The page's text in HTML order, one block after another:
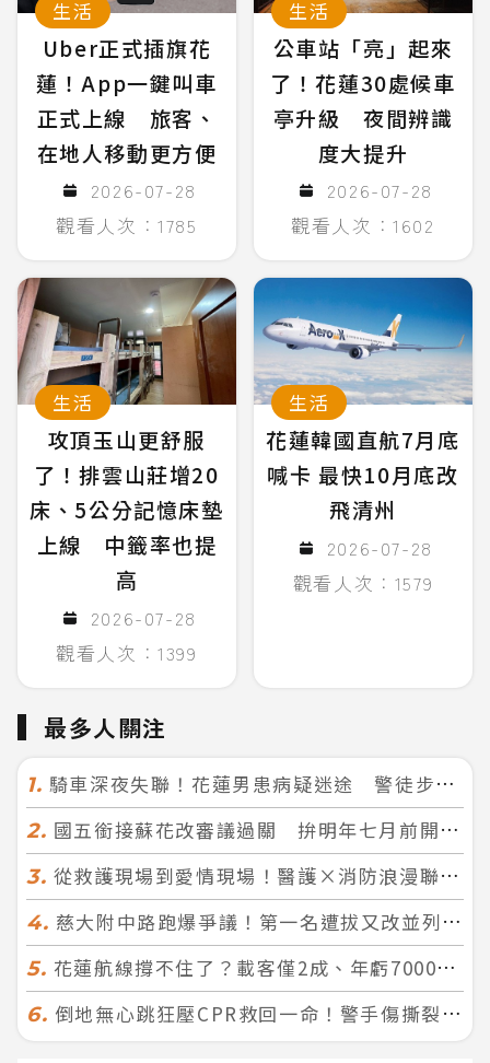
生活
Uber正式插旗花
蓮！App一鍵叫車
正式上線 旅客、
在地人移動更方便
2026-07-28
觀看人次：1785
生活
公車站「亮」起來
了！花蓮30處候車
亭升級 夜間辨識
度大提升
2026-07-28
觀看人次：1602
生活
攻頂玉山更舒服
了！排雲山莊增20
床、5公分記憶床墊
上線 中籤率也提
高
2026-07-28
觀看人次：1399
生活
花蓮韓國直航7月底
喊卡 最快10月底改
飛清州
2026-07-28
觀看人次：1579
最多人關注
1. 騎車深夜失聯！花蓮男患病疑迷途 警徒步百米急尋救回一命
2. 國五銜接蘇花改審議過關 拚明年七月前開工！台北花蓮2小時生活圈成形
3. 從救護現場到愛情現場！醫護×消防浪漫聯誼 32人配對成功5對
4. 慈大附中路跑爆爭議！第一名遭拔又改並列 家長怒：難以接受
5. 花蓮航線撐不住了？載客僅2成、年虧7000萬 華信喊：真的快飛不下去
6. 倒地無心跳狂壓CPR救回一命！警手傷撕裂仍不放手 竟救到藝人何篤霖哥哥